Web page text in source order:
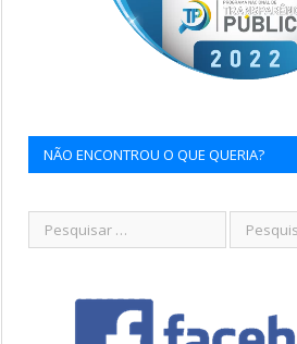
NÃO ENCONTROU O QUE QUERIA?